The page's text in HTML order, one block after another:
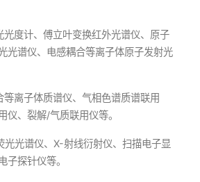
光度计、傅立叶变换红外光谱仪、原子
光谱仪、电感耦合等离子体原子发射光
离子体质谱仪、气相色谱质谱联用
仪、裂解/气质联用仪等。
光光谱仪、X-射线衍射仪、扫描电子显
子探针仪等。